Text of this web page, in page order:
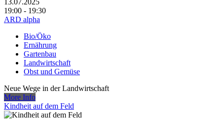
13.07.2025
19:00 - 19:30
ARD alpha
Bio/Öko
Ernährung
Gartenbau
Landwirtschaft
Obst und Gemüse
Neue Wege in der Landwirtschaft
More Info
Kindheit auf dem Feld